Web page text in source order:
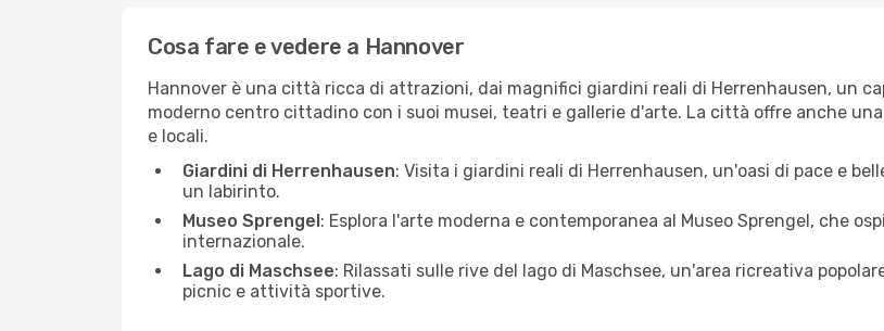
Cosa fare e vedere a Hannover
Hannover è una città ricca di attrazioni, dai magnifici giardini reali di Herrenhausen, un
moderno centro cittadino con i suoi musei, teatri e gallerie d'arte. La città offre anche
e locali.
Giardini di Herrenhausen: Visita i giardini reali di Herrenhausen, un'oasi di pace e
un labirinto.
Museo Sprengel: Esplora l'arte moderna e contemporanea al Museo Sprengel, che
internazionale.
Lago di Maschsee: Rilassati sulle rive del lago di Maschsee, un'area ricreativa
picnic e attività sportive.